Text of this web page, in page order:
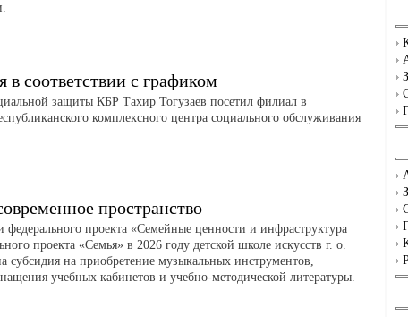
в соответствии с графиком
защиты КБР Тахир Тогузаев посетил филиал в
комплексного центра социального обслуживания
пространство
федерального проекта «Семейные ценности и инфраструктура
проекта «Семья» в 2026 году детской школе искусств г. о.
субсидия на приобретение музыкальных инструментов,
учебных кабинетов и учебно-методической литературы.